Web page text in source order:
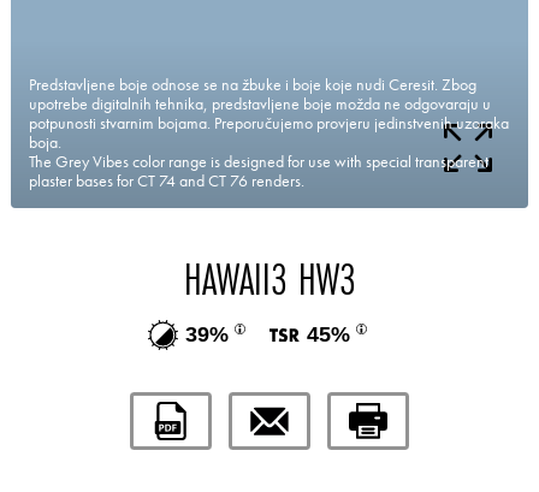
Predstavljene boje odnose se na žbuke i boje koje nudi Ceresit. Zbog
upotrebe digitalnih tehnika, predstavljene boje možda ne odgovaraju u
potpunosti stvarnim bojama. Preporučujemo provjeru jedinstvenih uzoraka
boja.
The Grey Vibes color range is designed for use with special transparent
plaster bases for CT 74 and CT 76 renders.
HAWAII3 HW3
39% 45%